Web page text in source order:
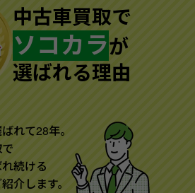
中古車買取で
ソコカラが
選ばれる理由
れて28年。
続ける
介します。